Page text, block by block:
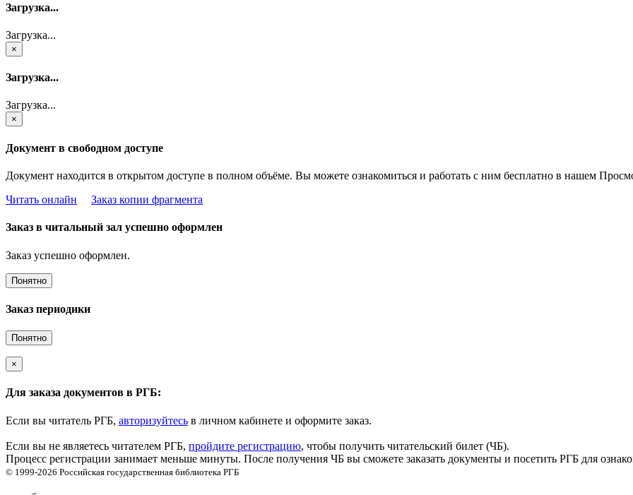
Загрузка...
Загрузка...
×
Загрузка...
Загрузка...
×
Документ в свободном доступе
Документ находится в открытом доступе в полном объёме. Вы можете ознакомиться и работать с ним бесплатно в нашем
Читать онлайн
Заказ копии фрагмента
Заказ в читальный зал успешно оформлен
Заказ успешно оформлен.
Понятно
Заказ периодики
Понятно
×
Для заказа документов в РГБ:
Если вы читатель РГБ, авторизуйтесь в личном кабинете и оформите заказ.
Если вы не являетесь читателем РГБ, пройдите регистрацию, чтобы получить читательский билет (ЧБ).
Процесс регистрации занимает меньше минуты. После получения ЧБ вы сможете заказать документы и посетить РГБ для
© 1999-2026 Российская государственная библиотека РГБ